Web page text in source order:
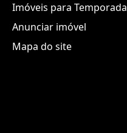
Imóveis para Temporada
Anunciar imóvel
Mapa do site